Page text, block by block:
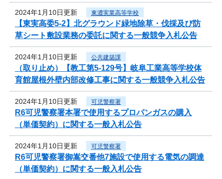
2024年1月10日更新 東濃実業高等学校
【東実高委5-2】北グラウンド緑地除草・伐採及び防
草シート敷設業務の委託に関する一般競争入札公告
2024年1月10日更新 公共建築課
（取り止め）【教工第5-129号】岐阜工業高等学校体
育館屋根外壁内部改修工事に関する一般競争入札公告
2024年1月10日更新 可児警察署
R6可児警察署本署で使用するプロパンガスの購入
（単価契約）に関する一般入札公告
2024年1月10日更新 可児警察署
R6可児警察署御嵩交番他7施設で使用する電気の調達
（単価契約）に関する一般入札公告